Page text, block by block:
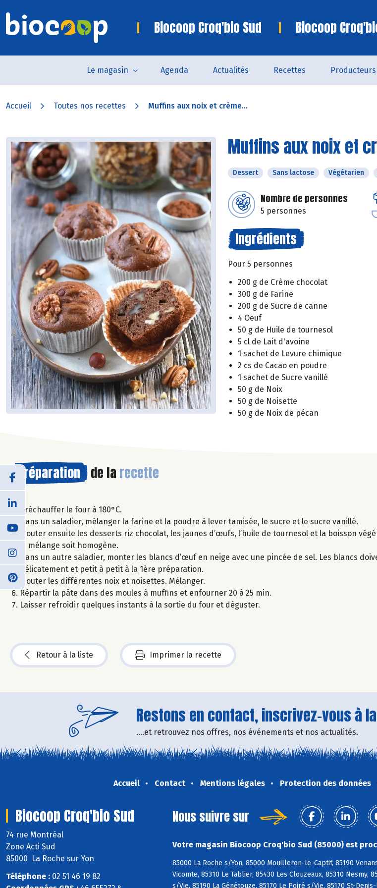
Biocoop Croq'bio Sud Biocoop
Le magasin Agenda Actualités Recettes Producteurs
Accueil Toutes nos recettes Muffins aux noix et crème...
Muffins aux noix et
Dessert Sans lactose Végétarien
Nombre de personnes
5 personnes
Ingrédients
Pour 5 personnes
200 g de Crème chocolat
300 g de Farine
200 g de Sucre de canne
4 Oeuf
50 g de Huile de tournesol
5 cl de Lait d'avoine
1 sachet de Levure chimique
2 cs de Cacao en poudre
1 sachet de Sucre vanillé
50 g de Noix
50 g de Noisette
50 g de Noix de pécan
Préparation de la recette
Préchauffer le four à 180°C.
Dans un saladier, mélanger la farine et la poudre à lever tamisée, le sucre et le sucre vanillé.
Ajouter ensuite les desserts riz chocolat, les jaunes d’œufs, l’huile de tournesol et la boisson
le mélange soit homogène.
Dans un autre saladier, monter les blancs d’œuf en neige avec une pincée de sel. Les blancs
délicatement et petit à petit à la 1ère préparation.
Ajouter les différentes noix et noisettes. Mélanger.
Répartir la pâte dans des moules à muffins et enfourner 20 à 25 min.
Laisser refroidir quelques instants à la sortie du four et déguster.
Retour à la liste Imprimer la recette
Restons en contact, inscrivez-vous à
....et retrouvez nos offres, nos événements et nos actualités.
Accueil Contact Mentions légales Protection des données
Biocoop Croq'bio Sud
74 rue Montréal
Zone Acti Sud
85000 La Roche sur Yon
Téléphone : 02 51 46 19 82
Nous suivre sur
Votre magasin Biocoop Croq'bio Sud (85000) est
85000 La Roche s/Yon, 85000 Mouilleron-le-Captif, 85190
Vicomte, 85310 Le Tablier, 85430 Les Clouzeaux, 85310 Nesmy,
s/Vie, 85190 La Génétouze, 85170 Le Poiré s/Vie, 85170 St-